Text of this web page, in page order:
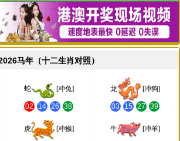
马年（十二生肖对照）
蛇 [冲兔]
02 14 26 38
龙 [冲狗]
03 15 27 39
虎 [冲猴] 牛 [冲羊]